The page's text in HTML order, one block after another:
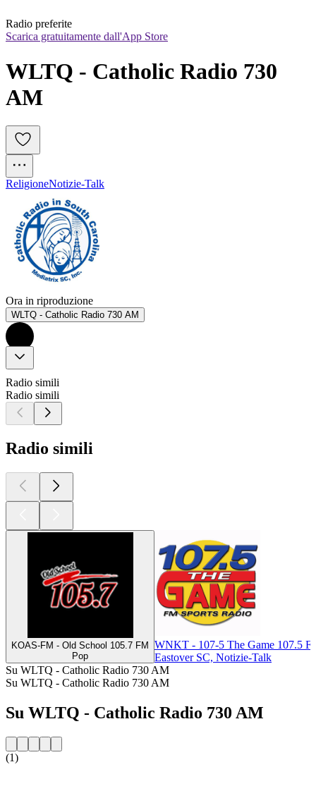
Radio preferite
Scarica gratuitamente dall'App Store
WLTQ - Catholic Radio 730
AM
ReligioneNotizie-Talk
Ora in riproduzione
WLTQ - Catholic Radio 730 AM
Radio simili
Radio simili
Radio simili
KOAS-FM - Old School 105.7 FM
Pop
WNKT - 107-5 The Game 107.5
Eastover SC, Notizie-Talk
Su WLTQ - Catholic Radio 730 AM
Su WLTQ - Catholic Radio 730 AM
Su WLTQ - Catholic Radio 730 AM
(1)